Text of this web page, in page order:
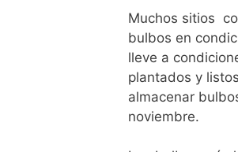
Muchos sitios
bulbos en
lleve a
plantados y
almacenar
noviembre.